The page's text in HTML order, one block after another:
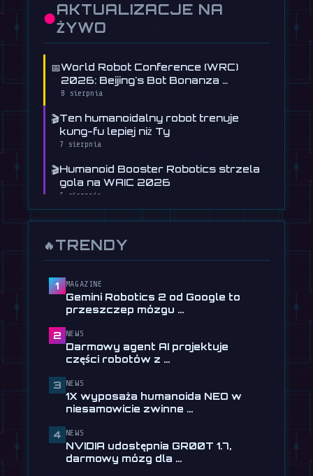
●
AKTUALIZACJE NA
ŻYWO
📅World Robot Conference (WRC)
2026: Beijing's Bot Bonanza …
8 sierpnia
🎬Ten humanoidalny robot trenuje
kung-fu lepiej niż Ty
7 sierpnia
🎬Humanoid Booster Robotics strzela
gola na WAIC 2026
5 sierpnia
📰Humanoidalny robot Figure uczy się
30 lipca
robotów z opisów …
28 lipca
sprzątanie humanoidalne za 30
USD w …
28 lipca
📰1X wyposaża humanoida NEO w
niesamowicie zwinne dłonie
24 lipca
🎬EngineAI T800: Robot jak
Terminator trafia do sprzedaży
24 lipca
🔥 TRENDY
1 MAGAZINE
Gemini Robotics 2 od Google to
przeszczep mózgu …
2 NEWS
Darmowy agent AI projektuje
części robotów z …
3 NEWS
1X wyposaża humanoida NEO w
niesamowicie zwinne …
4 NEWS
NVIDIA udostępnia GR00T 1.7,
darmowy mózg dla …